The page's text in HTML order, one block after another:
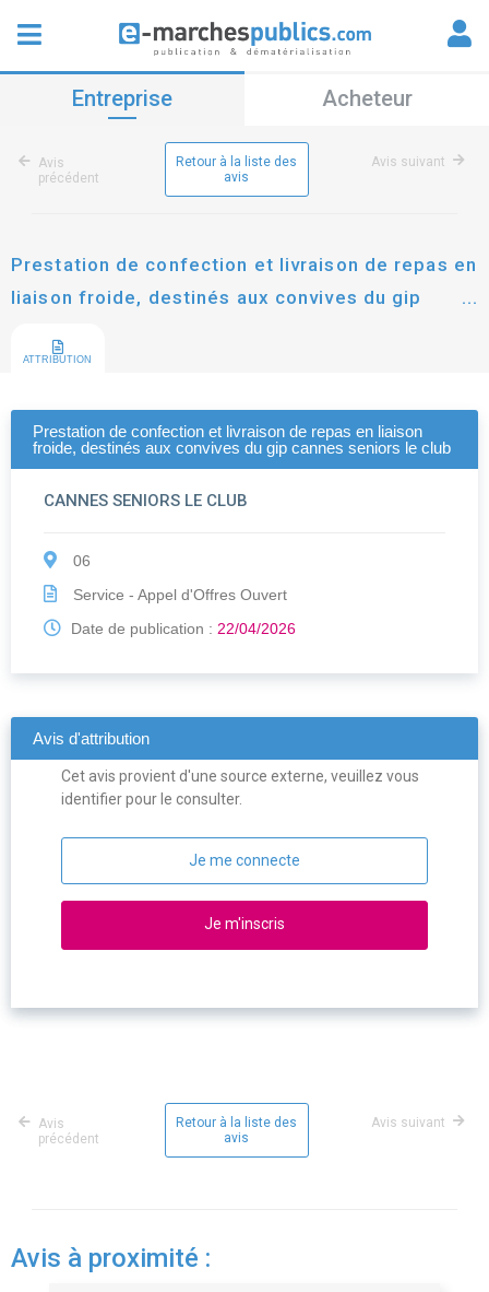
Entreprise Acheteur
Avis
précédent
Retour à la liste des
avis
Avis suivant
Prestation de confection et livraison de repas en
liaison froide, destinés aux convives du gip
ATTRIBUTION
Prestation de confection et livraison de repas en liaison
froide, destinés aux convives du gip cannes seniors le club
CANNES SENIORS LE CLUB
06
Service - Appel d'Offres Ouvert
Date de publication : 22/04/2026
Avis d'attribution
Cet avis provient d'une source externe, veuillez vous
identifier pour le consulter.
Je me connecte
Je m'inscris
Avis
précédent
Retour à la liste des
avis
Avis suivant
Avis à proximité :